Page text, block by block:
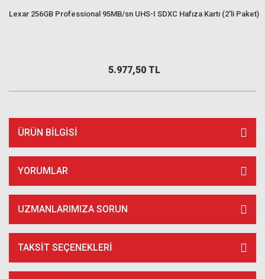
Lexar 256GB Professional 95MB/sn UHS-I SDXC Hafıza Kartı (2'li Paket)
5.977,50 TL
ÜRÜN BILGISI
YORUMLAR
UZMANLARIMIZA SORUN
TAKSIT SEÇENEKLERI